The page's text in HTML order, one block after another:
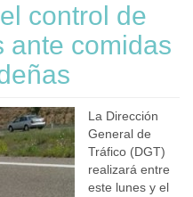
control de
ante comidas
La Dirección
General de
Tráfico (DGT)
realizará entre
este lunes y el